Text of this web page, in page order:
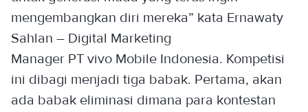
mengembangkan diri mereka” kata Ernawaty
Sahlan – Digital Marketing
Manager PT vivo Mobile Indonesia. Kompetisi
ini dibagi menjadi tiga babak. Pertama, akan
ada babak eliminasi dimana para kontestan